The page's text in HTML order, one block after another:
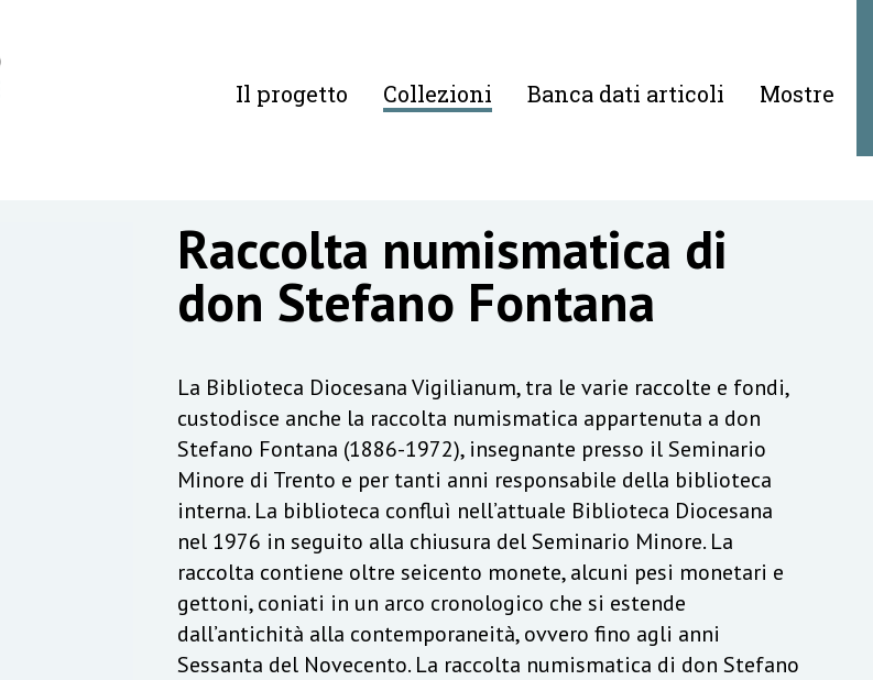
Il progetto Collezioni Banca dati articoli Mostre
Raccolta numismatica di
don Stefano Fontana
La Biblioteca Diocesana Vigilianum, tra le varie raccolte e fondi,
custodisce anche la raccolta numismatica appartenuta a don
Stefano Fontana (1886-1972), insegnante presso il Seminario
Minore di Trento e per tanti anni responsabile della biblioteca
interna. La biblioteca confluì nell’attuale Biblioteca Diocesana
nel 1976 in seguito alla chiusura del Seminario Minore. La
raccolta contiene oltre seicento monete, alcuni pesi monetari e
gettoni, coniati in un arco cronologico che si estende
dall’antichità alla contemporaneità, ovvero fino agli anni
Sessanta del Novecento. La raccolta numismatica di don Stefano